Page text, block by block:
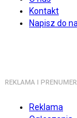
Kontakt
Napisz do
REKLAMA I
Reklama